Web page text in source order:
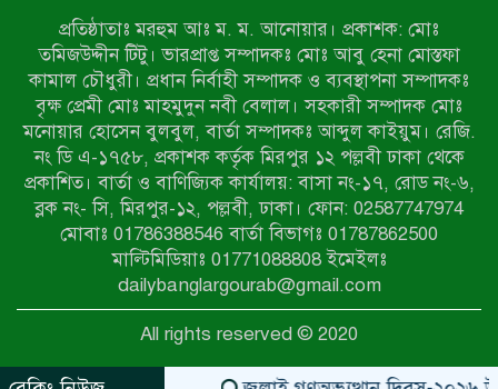
টেকনাফের পাহাড়ে র‍্যাবের অভিযান:
অপহৃত ৩ রোহিঙ্গা উদ্ধার, গ্রেপ্তার ১
পোরশায় গণঅভ্যুত্থান দিবসে শহিদ ও
জুলাই যোদ্ধাদের সংবর্ধনা
৩৬ জুলাই মহামুক্তি দিবস: শ্রমজীবী
মানুষের অধিকার রক্ষায় সিরাজগঞ্জে শ্রমিক
অধিকার পরিষদের জোরালো অবস্থান
বাকেরগঞ্জে ইমাম, মোয়াজ্জিন ও
খাদেমদের সাথে এমপি আবুল হোসেনের
মতবিনিময় সভা
প্রতিষ্ঠাতাঃ মরহুম আঃ ম. ম. আনোয়ার। প্রকাশক: মোঃ
তমিজউদ্দীন টিটু। ভারপ্রাপ্ত সম্পাদকঃ মোঃ আবু হেনা মোস্তফা
কামাল চৌধুরী। প্রধান নির্বাহী সম্পাদক ও ব্যবস্থাপনা সম্পাদকঃ
বৃক্ষ প্রেমী মোঃ মাহমুদুন নবী বেলাল। সহকারী সম্পাদক মোঃ
মনোয়ার হোসেন বুলবুল, বার্তা সম্পাদকঃ আব্দুল কাইয়ুম। রেজি.
নং ডি এ-১৭৫৮, প্রকাশক কর্তৃক মিরপুর ১২ পল্লবী ঢাকা থেকে
প্রকাশিত। বার্তা ও বাণিজ্যিক কার্যালয়: বাসা নং-১৭, রোড নং-৬,
ব্লক নং- সি, মিরপুর-১২, পল্লবী, ঢাকা। ফোন: 02587747974
মোবাঃ 01786388546 বার্তা বিভাগঃ 01787862500
মাল্টিমিডিয়াঃ 01771088808 ইমেইলঃ
dailybanglargourab@gmail.com
All rights reserved © 2020